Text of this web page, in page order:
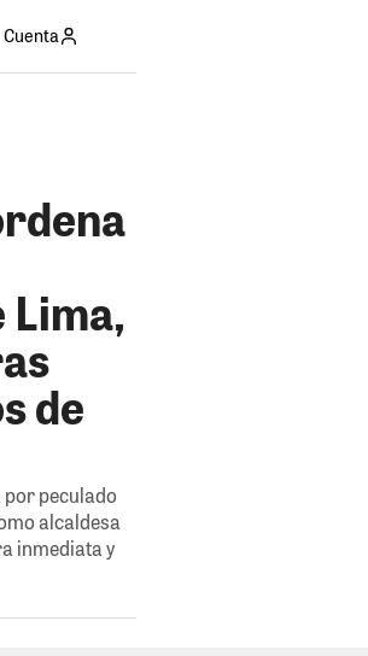
Cuenta
de
peculado
alcaldesa
inmediata y